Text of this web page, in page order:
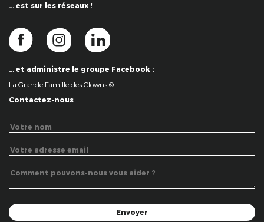
… est sur les réseaux !
… et administre le groupe Facebook :
La Grande Famille des Clowns ©
Contactez-nous